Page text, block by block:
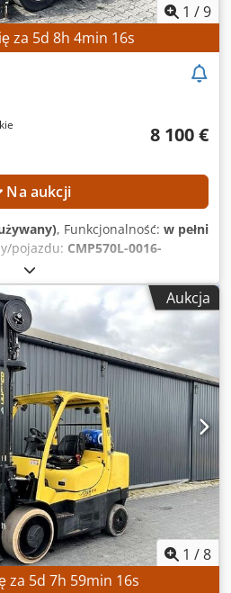
1 /9
za 5d 8h 4min 14s
8 100 €
Na aukcji
, Funkcjonalność: w pełni
pojazdu: CMP570L-0016-
, godziny pracy:
podnoszenia:5 000 mm,
Simplex, wysokość
, Brak ceny minimalnej –
oparciu o najwyższą ofertę!
7000 kg Wysokość
MASZYNY Typ masztu:
000 kg) Rodzaj napędu:
Wysokość konstrukcyjna:
przesuw wideł Regulator
Pełna kabina Numer
Aukcja
1 /8
za 5d 7h 59min 14s